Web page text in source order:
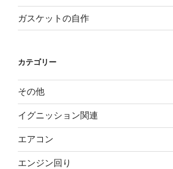
ガスケットの自作
カテゴリー
その他
イグニッション関連
エアコン
エンジン回り